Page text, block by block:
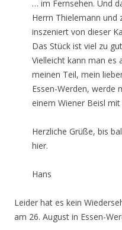
… im Fernsehen. Und
Herrn Thielemann und
inszeniert von dieser
Das Stück ist viel zu
Vielleicht kann man es
meinen Teil, mein
Essen-Werden, werde
einem Wiener Beisl
Herzliche Grüße, bis
hier.
Hans
Leider hat es kein
am 26. August in Essen-